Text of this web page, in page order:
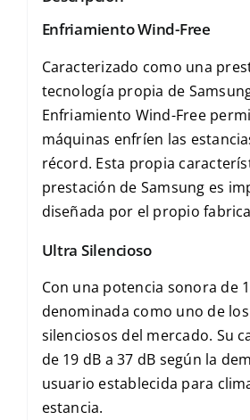
Enfriamiento Wind-Free
Caracterizado como una
tecnología propia de
Enfriamiento Wind-Free
máquinas enfríen las
récord. Esta propia
prestación de Samsung es
diseñada por el propio
Ultra Silencioso
Con una potencia sonora de
denominada como uno de
silenciosos del mercado. Su
de 19 dB a 37 dB según la
usuario establecida para
estancia.